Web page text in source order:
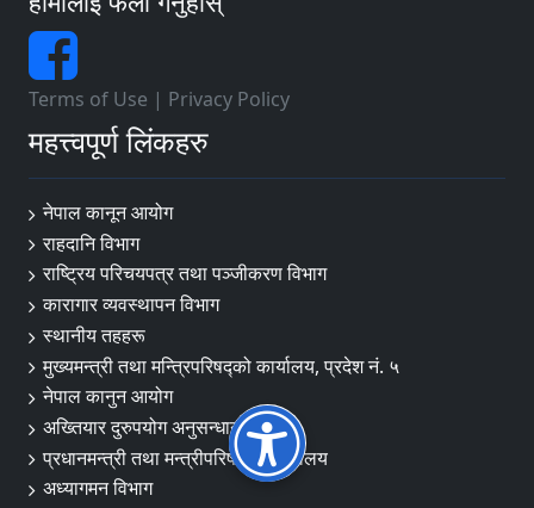
Terms of Use | Privacy Policy
महत्त्वपूर्ण लिंकहरु
नेपाल कानून आयोग
राहदानि विभाग
राष्ट्रिय परिचयपत्र तथा पञ्जीकरण विभाग
कारागार व्यवस्थापन विभाग
स्थानीय तहहरू
मुख्यमन्त्री तथा मन्त्रिपरिषद्को कार्यालय, प्रदेश नं. ५
नेपाल कानुन आयोग
अख्तियार दुरुपयोग अनुसन्धान आयोग
प्रधानमन्त्री तथा मन्त्रीपरिषद्को कार्यालय
अध्यागमन विभाग